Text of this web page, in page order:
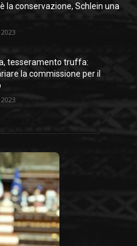
la conservazione, Schlein una
tesseramento truffa:
la commissione per il